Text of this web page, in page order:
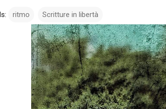
ritmo Scritture in libertà